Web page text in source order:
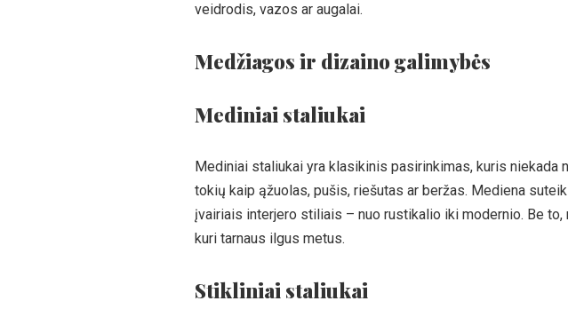
veidrodis, vazos ar augalai.
Medžiagos ir dizaino galimybės
Mediniai staliukai
Mediniai staliukai yra klasikinis pasirinkimas, kuris
tokių kaip ąžuolas, pušis, riešutas ar beržas. Mediena
įvairiais interjero stiliais – nuo rustikalio iki modernio. Be
kuri tarnaus ilgus metus.
Stikliniai staliukai